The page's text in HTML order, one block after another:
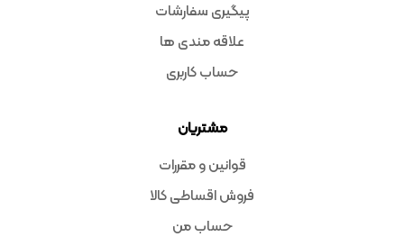
پیگیری سفارشات
علاقه مندی ها
حساب کاربری
مشتریان
قوانین و مقررات
فروش اقساطی کالا
حساب من